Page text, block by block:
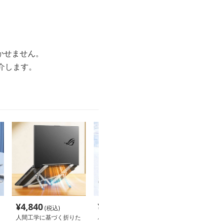
ません。
ます。
¥4,840(税込)
人間工学に基づく折りた
¥
パソコンスタンド 極寒